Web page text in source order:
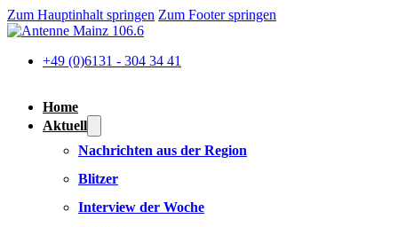
Zum Hauptinhalt springen Zum Footer springen
+49 (0)6131 - 304 34 41
Home
Aktuell
Nachrichten aus der Region
Blitzer
Interview der Woche